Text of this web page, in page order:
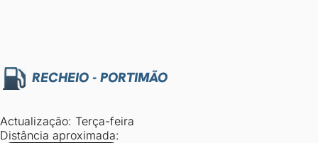
RECHEIO - PORTIMÃO
Actualização: Terça-feira
Distância aproximada: